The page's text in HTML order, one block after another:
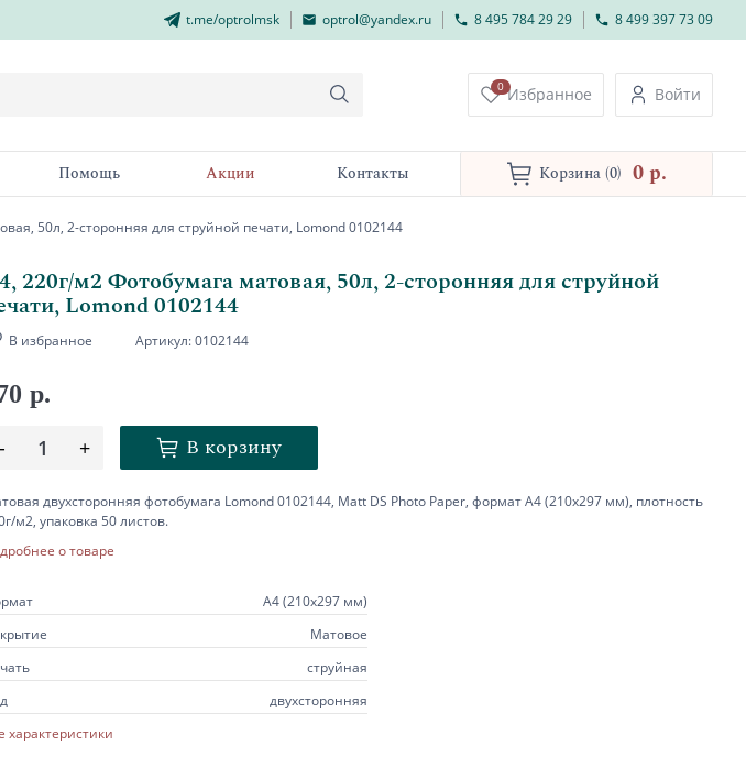
t.me/optrolmsk optrol@yandex.ru 8 495 784 29 29 8 499 397 73 09
0 Избранное Войти
Помощь Акции Контакты Корзина (0) 0 p.
50л, 2-сторонняя для струйной печати, Lomond 0102144
220г/м2 Фотобумага матовая, 50л, 2-сторонняя для струйной
Lomond 0102144
В избранное Артикул:0102144
р.
- 1 + В корзину
двухсторонняя фотобумага Lomond 0102144, Matt DS Photo Paper, формат A4 (210x297 мм), плотность
м2, упаковка 50 листов.
о товаре
А4 (210х297 мм)
Матовое
струйная
двухсторонняя
характеристики